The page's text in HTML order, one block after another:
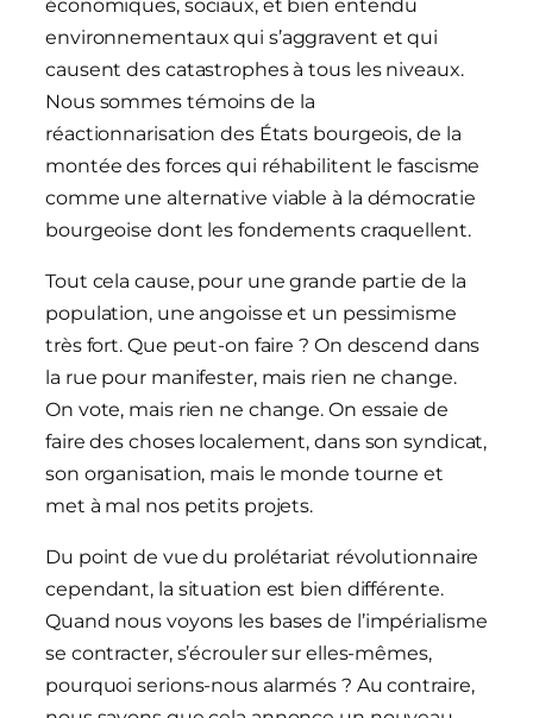
économiques, sociaux, et bien entendu
environnementaux qui s’aggravent et qui
causent des catastrophes à tous les niveaux.
Nous sommes témoins de la
réactionnarisation des États bourgeois, de la
montée des forces qui réhabilitent le fascisme
comme une alternative viable à la démocratie
bourgeoise dont les fondements craquellent.
Tout cela cause, pour une grande partie de la
population, une angoisse et un pessimisme
très fort. Que peut-on faire ? On descend dans
la rue pour manifester, mais rien ne change.
On vote, mais rien ne change. On essaie de
faire des choses localement, dans son syndicat,
son organisation, mais le monde tourne et
met à mal nos petits projets.
Du point de vue du prolétariat révolutionnaire
cependant, la situation est bien différente.
Quand nous voyons les bases de l’impérialisme
se contracter, s’écrouler sur elles-mêmes,
pourquoi serions-nous alarmés ? Au contraire,